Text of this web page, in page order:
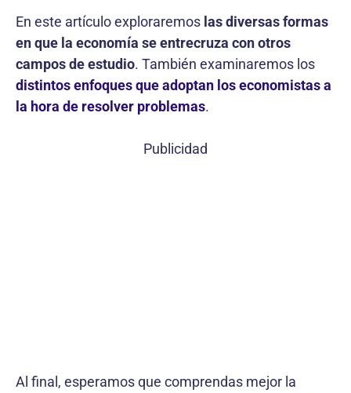
En este artículo exploraremos las diversas formas
en que la economía se entrecruza con otros
campos de estudio. También examinaremos los
distintos enfoques que adoptan los economistas a
la hora de resolver problemas.
Publicidad
Al final, esperamos que comprendas mejor la